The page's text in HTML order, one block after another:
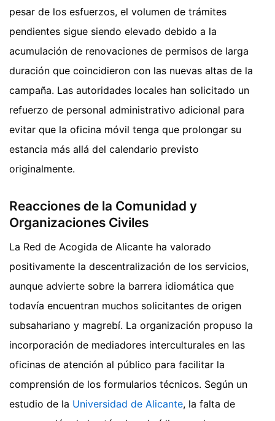
pesar de los esfuerzos, el volumen de trámites
pendientes sigue siendo elevado debido a la
acumulación de renovaciones de permisos de larga
duración que coincidieron con las nuevas altas de la
campaña. Las autoridades locales han solicitado un
refuerzo de personal administrativo adicional para
evitar que la oficina móvil tenga que prolongar su
estancia más allá del calendario previsto
originalmente.
Reacciones de la Comunidad y
Organizaciones Civiles
La Red de Acogida de Alicante ha valorado
positivamente la descentralización de los servicios,
aunque advierte sobre la barrera idiomática que
todavía encuentran muchos solicitantes de origen
subsahariano y magrebí. La organización propuso la
incorporación de mediadores interculturales en las
oficinas de atención al público para facilitar la
comprensión de los formularios técnicos. Según un
estudio de la Universidad de Alicante, la falta de